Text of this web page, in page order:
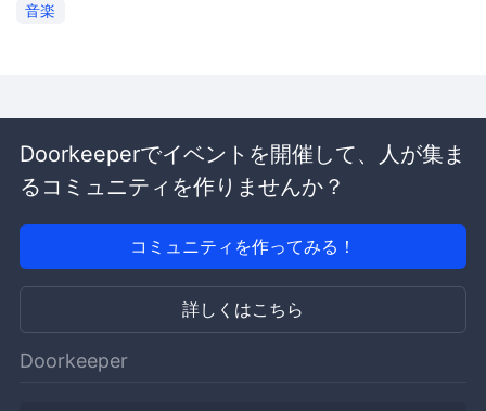
音楽
Doorkeeperでイベントを開催して、人が集ま
るコミュニティを作りませんか？
コミュニティを作ってみる！
詳しくはこちら
Doorkeeper